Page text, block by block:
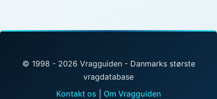
© 1998 - 2026 Vragguiden - Danmarks største
vragdatabase
Kontakt os
Om Vragguiden